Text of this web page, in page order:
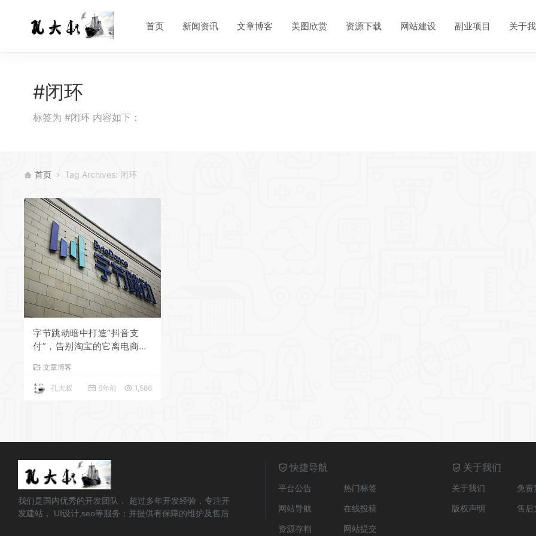
首页 新闻资讯 文章博客 美图欣赏 资源下载 网站建设 副业项目 关于
#闭环
标签为 #闭环 内容如下：
首页 Tag Archives: 闭环
字节跳动暗中打造“抖音支
付”，告别淘宝的它离电商闭
文章博客
孔大叔 6年前 1,586
我们是国内优秀的开发团队， 超过多年开发经验，专注开
发建站， UI设计,seo等服务；并提供有保障的维护及售后
快捷导航
平台公告
热门标签
网站导航
在线投稿
资源存档
网站提交
关于我们
关于我们
免责
版权声明
售后